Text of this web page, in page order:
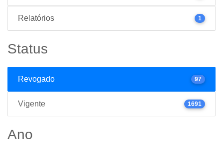
Relatórios 1
Status
Revogado 97
Vigente 1691
Ano